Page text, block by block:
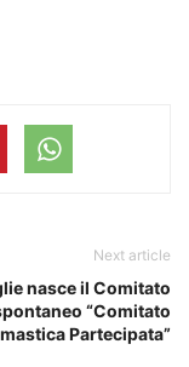
Next article
nasce il Comitato
“Comitato
Partecipata”